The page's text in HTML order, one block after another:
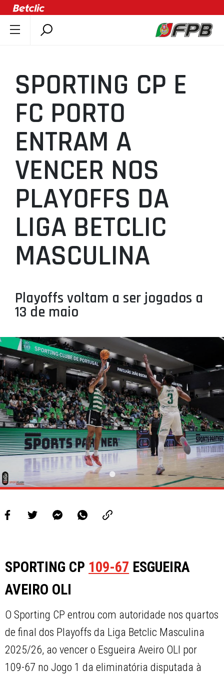
ÚLTIMAS
COMPETIÇÕES
ASSOCIAÇÕES
CLUBES
AGENTES
AGENDA
SELEÇÕES
MINIBASQUETE
ÁREA TÉCNICA
PROJETOS
LIGA BETCLIC MASCULINA
SPORTING CP E
FC PORTO
ENTRAM A
VENCER NOS
PLAYOFFS DA
LIGA BETCLIC
MASCULINA
Playoffs voltam a ser jogados a
13 de maio
SPORTING CP 109-67 ESGUEIRA
AVEIRO OLI
O Sporting CP entrou com autoridade nos quartos
de final dos Playoffs da Liga Betclic Masculina
2025/26, ao vencer o Esgueira Aveiro OLI por
109-67 no Jogo 1 da eliminatória disputada à